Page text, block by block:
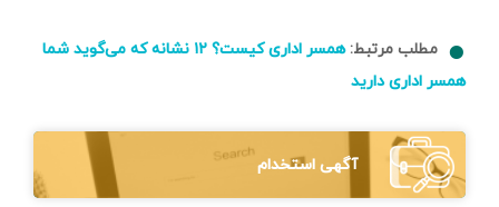
مطلب مرتبط:
همسر اداری کیست؟ ۱۲ نشانه که می‌گوید شما
همسر اداری دارید
آگهی استخدام